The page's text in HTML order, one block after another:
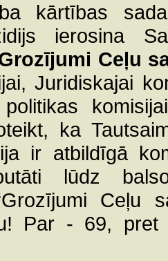
kārtības
ierosina
Ceļu
Juridiskajai
ka
ir atbildīgā
lūdz
Ceļu
Par - 69,